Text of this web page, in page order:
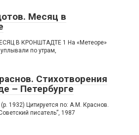
Месяц в
В КРОНШТАДТЕ 1 На «Метеоре»
по утрам,
Стихотворения
– Петербурге
1932) Цитируется по: А.М. Краснов.
писатель”, 1987